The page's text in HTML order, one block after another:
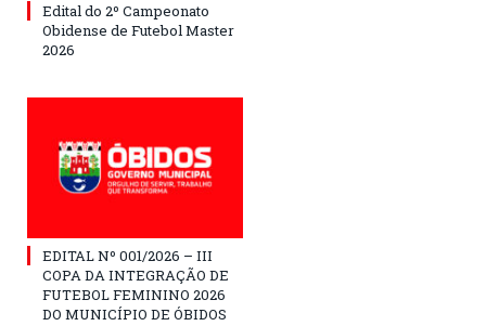
Edital do 2º Campeonato
Obidense de Futebol Master
2026
EDITAL Nº 001/2026 – III
COPA DA INTEGRAÇÃO DE
FUTEBOL FEMININO 2026
DO MUNICÍPIO DE ÓBIDOS